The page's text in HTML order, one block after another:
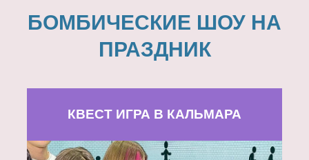
БОМБИЧЕСКИЕ ШОУ НА
ПРАЗДНИК
КВЕСТ ИГРА В КАЛЬМАРА